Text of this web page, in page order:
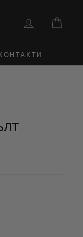
ВЛЕЗТЕ